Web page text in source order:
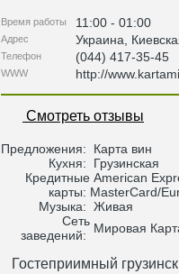
Время работы 11:00 - 01:00
Адрес Украина
Телефон (044) 417-35-45
WWW http://
Смотреть отзывы
Предложения:
Карта вин
Кухня:
Грузинская
Кредитные
карты:
American
MasterCard/
Музыка: Живая
Сеть
заведений:
Мировая
Гостеприимный